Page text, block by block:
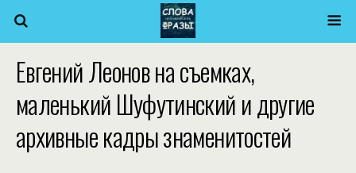
Евгений Леонов на съемках,
маленький Шуфутинский и другие
архивные кадры знаменитостей